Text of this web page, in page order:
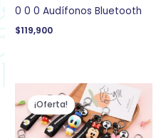
0 0 0 Audífonos Bluetooth
$119,900
¡Oferta!precio
original
era:
$21,900.
El
precio
actual
es:
$14,900.